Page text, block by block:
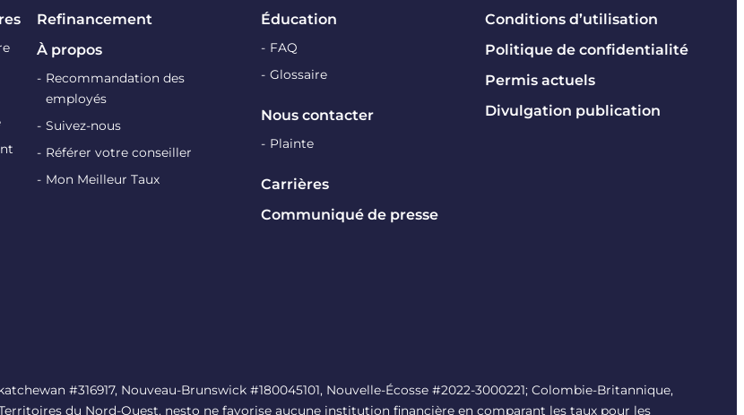
Refinancement
À propos
Recommandation des
employés
Suivez-nous
Référer votre conseiller
Mon Meilleur Taux
Éducation
FAQ
Glossaire
Nous contacter
Plainte
Carrières
Communiqué de presse
Conditions d’utilisation
Politique de confidentialité
Permis actuels
Divulgation publication
#316917, Nouveau-Brunswick #180045101, Nouvelle-Écosse #2022-3000221; Colombie-Britannique,
du Nord-Ouest. nesto ne favorise aucune institution financière en comparant les taux pour les